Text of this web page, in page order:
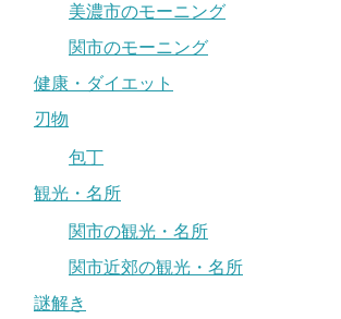
美濃市のモーニング
関市のモーニング
健康・ダイエット
刃物
包丁
観光・名所
関市の観光・名所
関市近郊の観光・名所
謎解き